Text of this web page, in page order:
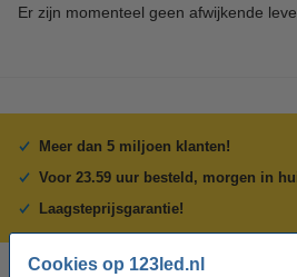
Cookies op 123led.nl
Er zijn momenteel geen afwijkende
Meer dan 5 miljoen klanten!
Voor 23.59 uur besteld, morgen in
Laagsteprijsgarantie!